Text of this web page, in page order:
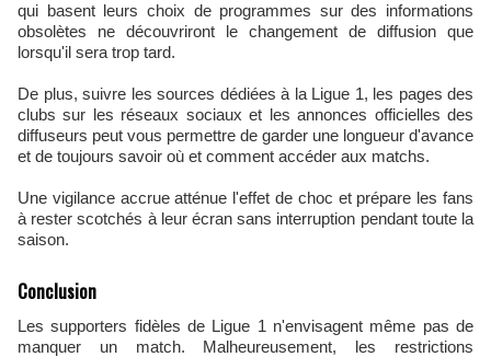
qui basent leurs choix de programmes sur des informations
obsolètes ne découvriront le changement de diffusion que
lorsqu'il sera trop tard.
De plus, suivre les sources dédiées à la Ligue 1, les pages des
clubs sur les réseaux sociaux et les annonces officielles des
diffuseurs peut vous permettre de garder une longueur d'avance
et de toujours savoir où et comment accéder aux matchs.
Une vigilance accrue atténue l'effet de choc et prépare les fans
à rester scotchés à leur écran sans interruption pendant toute la
saison.
Conclusion
Les supporters fidèles de Ligue 1 n'envisagent même pas de
manquer un match. Malheureusement, les restrictions